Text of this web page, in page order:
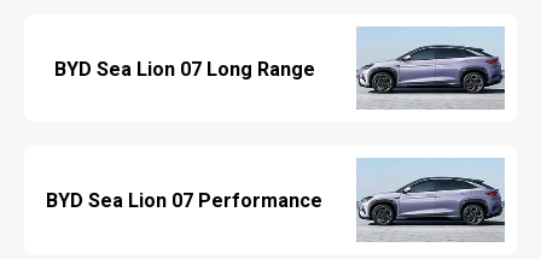
BYD Sea Lion 07 Long Range
BYD Sea Lion 07 Performance